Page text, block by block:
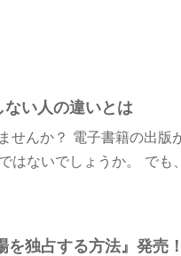
ない人の違いとは
せんか？ 電子書籍の出版
はないでしょうか。 でも
独占する方法』発売